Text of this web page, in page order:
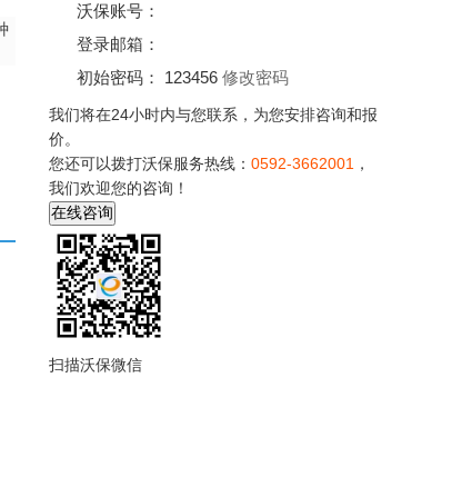
沃保账号：
登录邮箱：
初始密码： 123456 修改密码
我们将在24小时内与您联系，为您安排咨询和报
价。
您还可以拨打沃保服务热线： 0592-3662001 ，
我们欢迎您的咨询！
扫描沃保微信